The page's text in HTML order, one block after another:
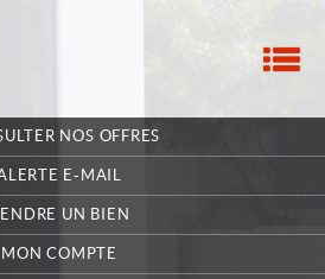
NOS OFFRES
E-MAIL
UN BIEN
MON COMPTE